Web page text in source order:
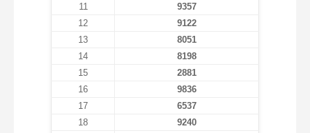
11
9357
12
9122
13
8051
14
8198
15
2881
16
9836
17
6537
18
9240